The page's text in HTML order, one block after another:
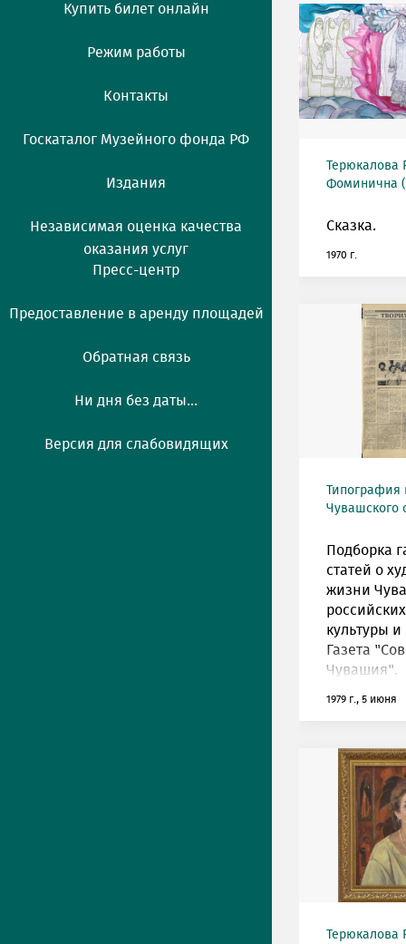
Купить билет онлайн
Режим работы
Контакты
Госкаталог Музейного фонда РФ
Издания
Независимая оценка качества
оказания услуг
Пресс-центр
Предоставление в аренду площадей
Обратная связь
Ни дня без даты...
Версия для слабовидящих
Терюкалова
Фоминична
Сказка.
1970 г.
Типография
Чувашского
Подборка
статей о
жизни
культуры и
Газета
Чувашия".
1979 г., 5 июня
Терюкалова